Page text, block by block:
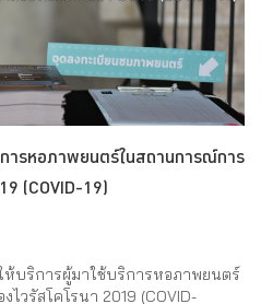
การหอภาพยนตร์ในสถานการณ์การ
(COVID-19)
ห้บริการผู้มาใช้บริการหอภาพยนตร์
วรัสโคโรนา 2019 (COVID-